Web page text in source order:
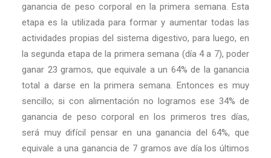
ganancia de peso corporal en la primera semana. Esta
etapa es la utilizada para formar y aumentar todas las
actividades propias del sistema digestivo, para luego, en
la segunda etapa de la primera semana (día 4 a 7), poder
ganar 23 gramos, que equivale a un 64% de la ganancia
total a darse en la primera semana. Entonces es muy
sencillo; si con alimentación no logramos ese 34% de
ganancia de peso corporal en los primeros tres días,
será muy difícil pensar en una ganancia del 64%, que
equivale a una ganancia de 7 gramos ave día los últimos